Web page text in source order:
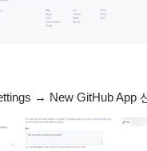
→ New GitHub App